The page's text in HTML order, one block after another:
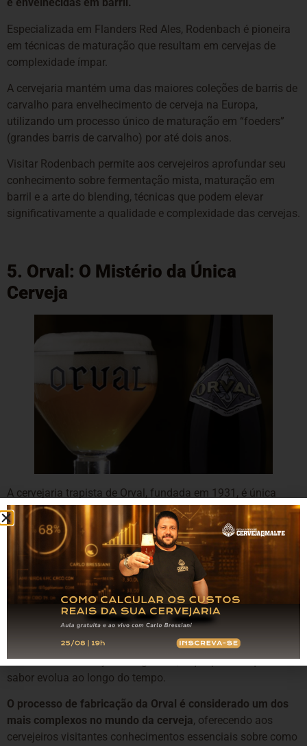
Especializada em Flanders Red Ales, Rodenbach é pioneira
em técnicas de maturação que resultam em cervejas de
complexidade ímpar.
A cervejaria mantém uma das maiores coleções de barris de
carvalho para envelhecimento de cerveja na Europa,
utilizando um processo único de maturação em “foeders”
(grandes barris de carvalho) por até dois anos.
Visitar Rodenbach permite aos cervejeiros aprofundar seu
conhecimento sobre fermentação mista, maturação em
barril e a arte do blending, técnicas que podem elevar
significativamente a qualidade e complexidade das cervejas.
5. Orval: O Mistério da Única
Cerveja
A cervejaria trapista de Orval, fundada em 1931, é única
entre as cervejarias belgas por produzir apenas um tipo de
cerveja para venda comercial.
Esta abordagem singular faz de Orval um destino
obrigatório para cervejeiros interessados em perfeição e
consistência.
A cerveja Orval é conhecida por sua complexidade e
dificuldade de replicação, utilizando uma técnica de dry-
hopping incomum para cervejas trapistas e adicionando a
levedura Brettanomyces na garrafa, o que permite que o
sabor evolua ao longo do tempo.
O processo de fabricação da Orval é considerado um dos
mais complexos no mundo da cerveja, oferecendo aos
cervejeiros visitantes conhecimentos essenciais sobre como